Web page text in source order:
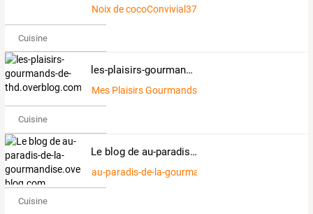
Noix de cocoConvivial373563
Cuisine
les-plaisirs-gourmands-de-thd.overblog.com
Mes Plaisirs Gourmands
Cuisine
Le blog de au-paradis-de-la-gourmandise.over-blog.com
au-paradis-de-la-gourmandise.over-blog.com
Cuisine